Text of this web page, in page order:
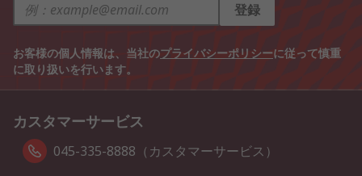
登録
お客様の個人情報は、当社のプライバシーポリシーに従って慎重
に取り扱いを行います。
カスタマーサービス
045-335-8888（カスタマーサービス）